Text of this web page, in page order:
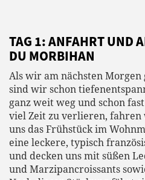
TAG 1: ANFAHRT UND
DU MORBIHAN
Als wir am nächsten Morgen
sind wir schon
ganz weit weg und schon
viel Zeit zu verlieren,
uns das Frühstück im
eine leckere, typisch
und decken uns mit süßen
und Marzipancroissants